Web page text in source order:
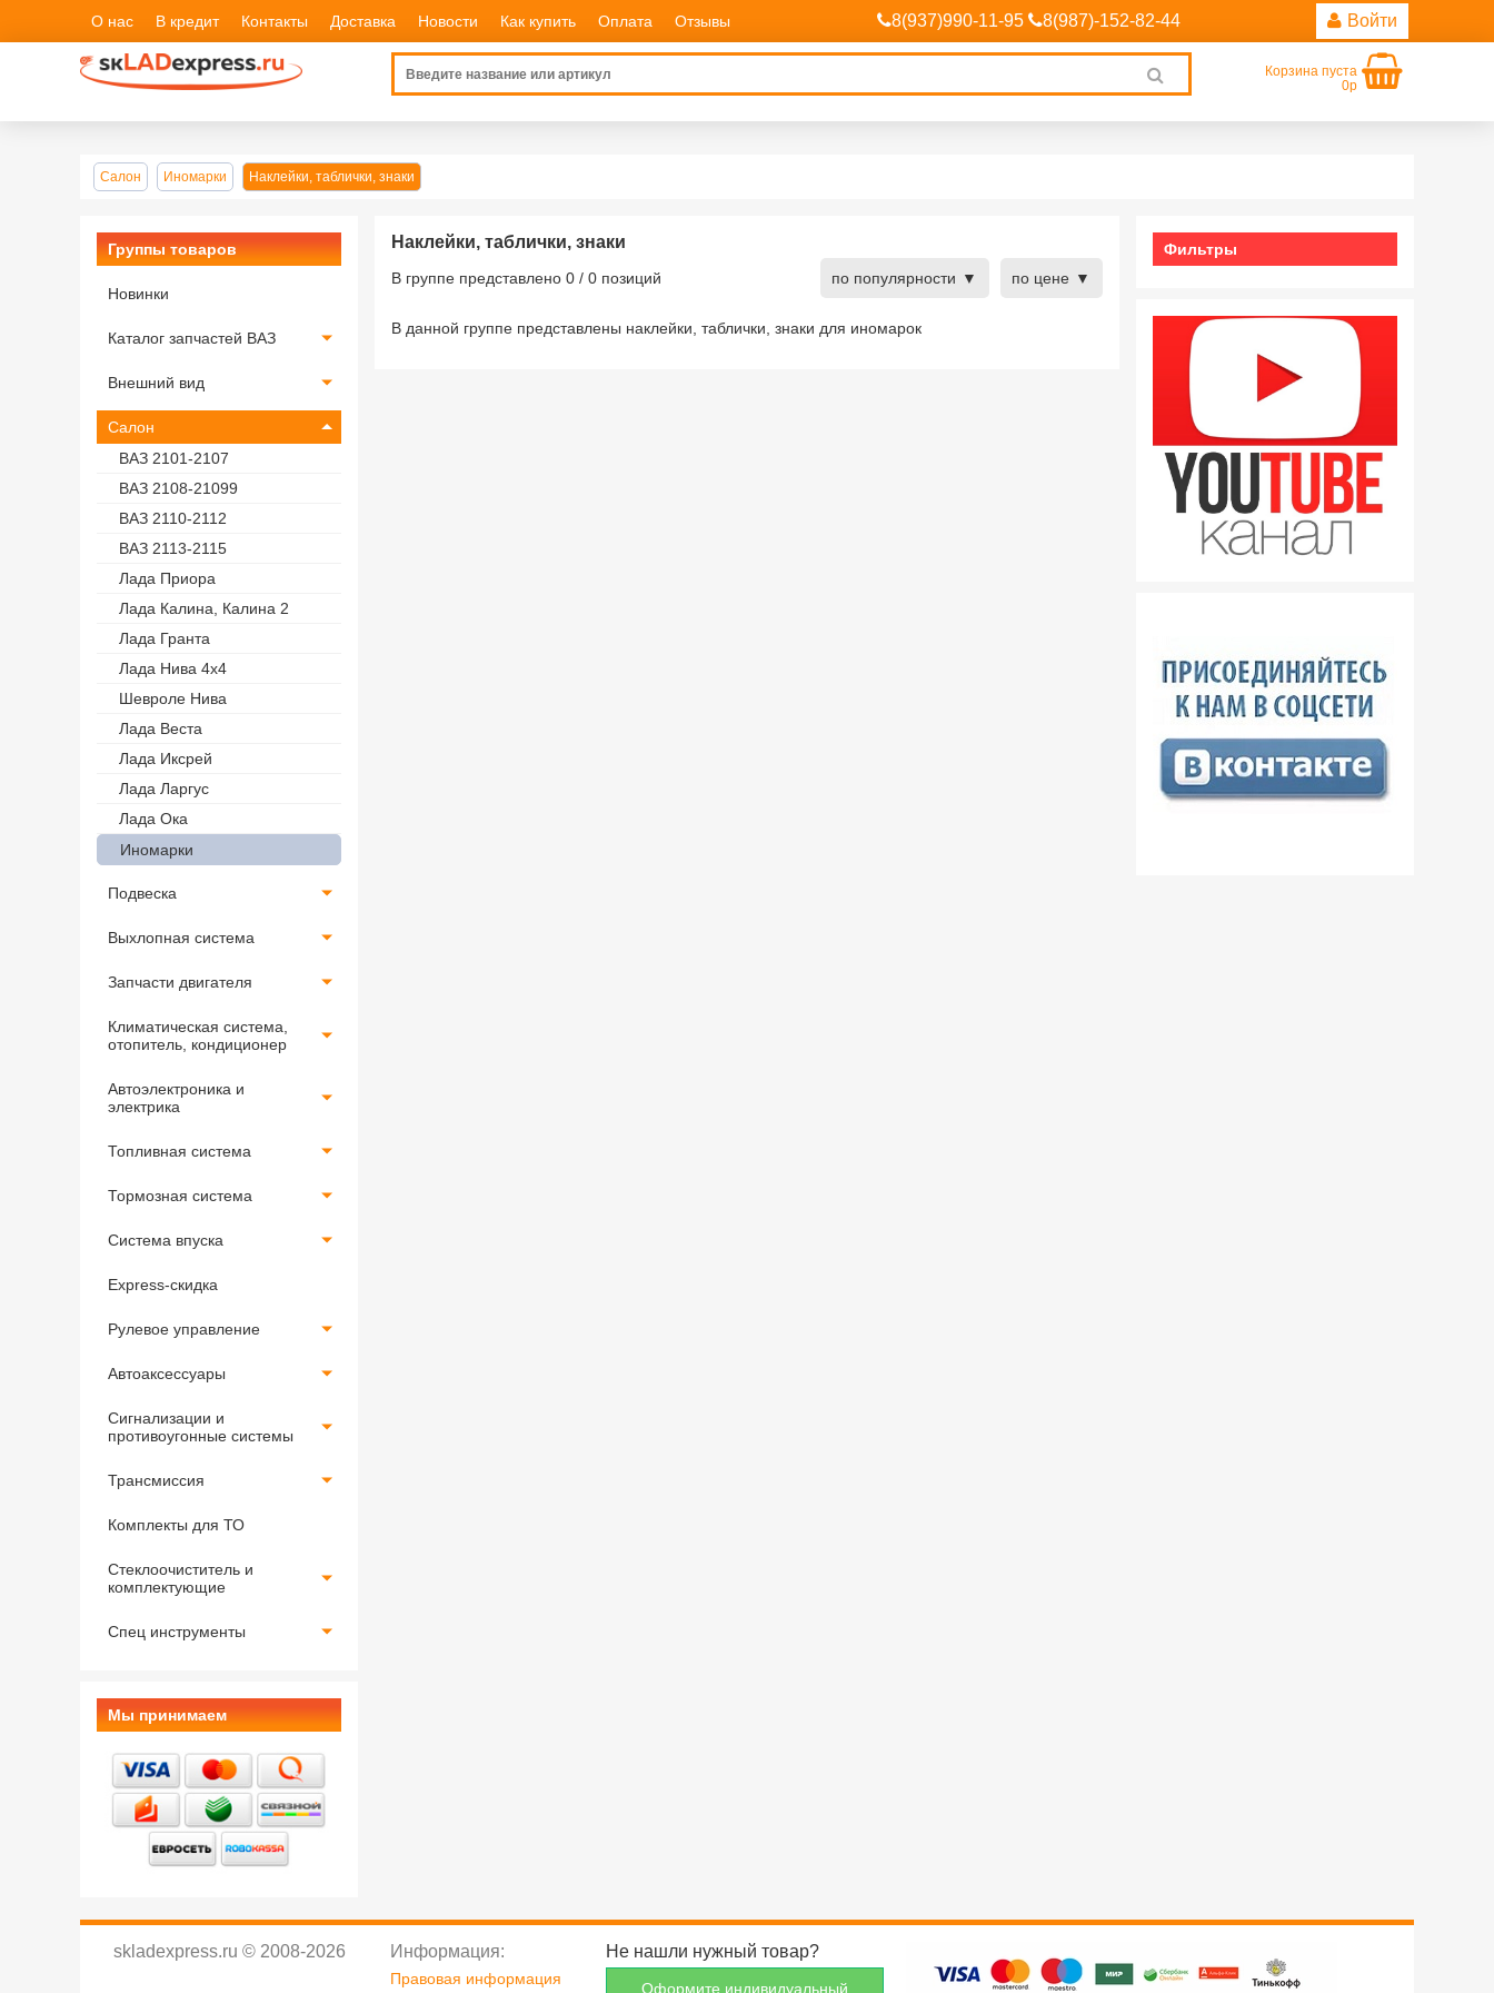
О нас В кредит Контакты Доставка Новости Как купить Оплата Отзывы 8(937)990-11-95 8(987)-152-82-44 Войти
search
Корзина пуста
0р
Салон Иномарки Наклейки, таблички, знаки
Группы товаров
Новинки
Каталог запчастей ВАЗ
Внешний вид
Салон
ВАЗ 2101-2107
ВАЗ 2108-21099
ВАЗ 2110-2112
ВАЗ 2113-2115
Лада Приора
Лада Калина, Калина 2
Лада Гранта
Лада Нива 4х4
Шевроле Нива
Лада Веста
Лада Иксрей
Лада Ларгус
Лада Ока
Иномарки
Подвеска
Выхлопная система
Запчасти двигателя
Климатическая система,
отопитель, кондиционер
Автоэлектроника и
электрика
Топливная система
Тормозная система
Система впуска
Express-скидка
Рулевое управление
Автоаксессуары
Сигнализации и
противоугонные системы
Трансмиссия
Комплекты для ТО
Стеклоочиститель и
комплектующие
Спец инструменты
Мы принимаем
Наклейки, таблички, знаки
В группе представлено 0 / 0 позиций по популярности по цене
В данной группе представлены наклейки, таблички, знаки для иномарок
Фильтры
skladexpress.ru © 2008-2026 Информация:
Правовая информация
Не нашли нужный товар?
Оформите индивидуальный